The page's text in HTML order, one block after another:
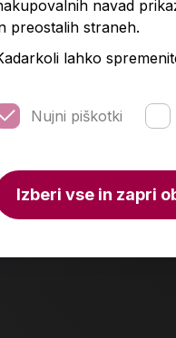
navad
preostalih straneh.
lahko
Nujni piškotki
Izberi vse in zapri